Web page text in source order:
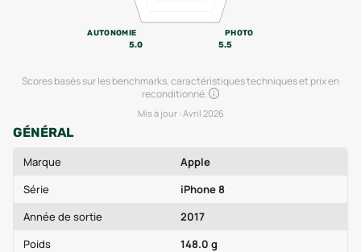
PHOTO
5.5
AUTONOMIE
5.0
Scores basés sur les benchmarks, caractéristiques techniques et prix en
reconditionné.
Mis à jour : Avril 2026
GÉNÉRAL
Marque
Apple
Série
iPhone 8
Année de sortie
2017
Poids
148.0 g